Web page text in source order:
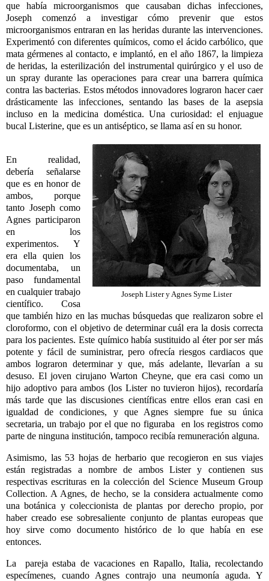
que había microorganismos que causaban dichas infecciones,
Joseph comenzó a investigar cómo prevenir que estos
microorganismos entraran en las heridas durante las intervenciones.
Experimentó con diferentes químicos, como el ácido carbólico, que
mata gérmenes al contacto, e implantó, en el año 1867, la limpieza
de heridas, la esterilización del instrumental quirúrgico y el uso de
un spray durante las operaciones para crear una barrera química
contra las bacterias. Estos métodos innovadores lograron hacer caer
drásticamente las infecciones, sentando las bases de la asepsia
incluso en la medicina doméstica. Una curiosidad: el enjuague
bucal Listerine, que es un antiséptico, se llama así en su honor.
Joseph Lister y Agnes Syme Lister
En realidad,
debería señalarse
que es en honor de
ambos, porque
tanto Joseph como
Agnes participaron
en los
experimentos. Y
era ella quien los
documentaba, un
paso fundamental
en cualquier trabajo
científico. Cosa
que también hizo en las muchas búsquedas que realizaron sobre el
cloroformo, con el objetivo de determinar cuál era la dosis correcta
para los pacientes. Este químico había sustituido al éter por ser más
potente y fácil de suministrar, pero ofrecía riesgos cardiacos que
ambos lograron determinar y que, más adelante, llevarían a su
desuso. El joven cirujano Warton Cheyne, que era casi como un
hijo adoptivo para ambos (los Lister no tuvieron hijos), recordaría
más tarde que las discusiones científicas entre ellos eran casi en
igualdad de condiciones, y que Agnes siempre fue su única
secretaria, un trabajo por el que no figuraba en los registros como
parte de ninguna institución, tampoco recibía remuneración alguna.
Asimismo, las 53 hojas de herbario que recogieron en sus viajes
están registradas a nombre de ambos Lister y contienen sus
respectivas escrituras en la colección del Science Museum Group
Collection. A Agnes, de hecho, se la considera actualmente como
una botánica y coleccionista de plantas por derecho propio, por
haber creado ese sobresaliente conjunto de plantas europeas que
hoy sirve como documento histórico de lo que había en ese
entonces.
La pareja estaba de vacaciones en Rapallo, Italia, recolectando
especímenes, cuando Agnes contrajo una neumonía aguda. Y